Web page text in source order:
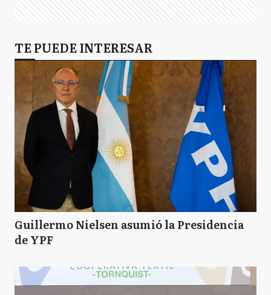
TE PUEDE INTERESAR
Guillermo Nielsen asumió la Presidencia
de YPF